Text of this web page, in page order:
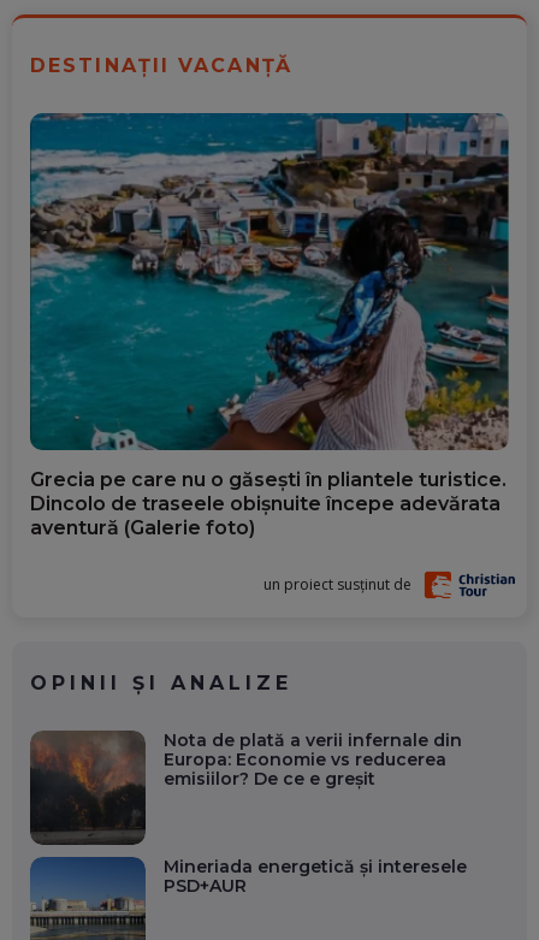
DESTINAȚII VACANȚĂ
Grecia pe care nu o găsești în pliantele turistice.
Dincolo de traseele obișnuite începe adevărata
aventură (Galerie foto)
un proiect susținut de
OPINII ȘI ANALIZE
Nota de plată a verii infernale din
Europa: Economie vs reducerea
emisiilor? De ce e greșit
Mineriada energetică și interesele
PSD+AUR